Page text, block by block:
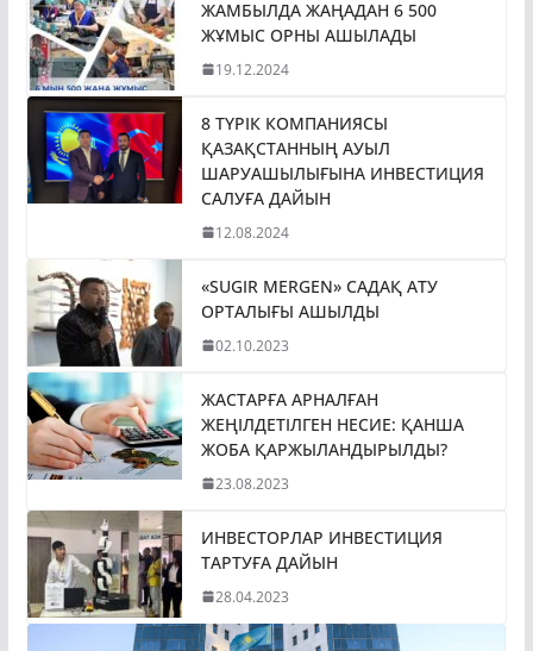
ЖАМБЫЛДА ЖАҢАДАН 6 500
ЖҰМЫС ОРНЫ АШЫЛАДЫ
19.12.2024
8 ТҮРІК КОМПАНИЯСЫ
ҚАЗАҚСТАННЫҢ АУЫЛ
ШАРУАШЫЛЫҒЫНА ИНВЕСТИЦИЯ
САЛУҒА ДАЙЫН
12.08.2024
«SUGIR MERGEN» САДАҚ АТУ
ОРТАЛЫҒЫ АШЫЛДЫ
02.10.2023
ЖАСТАРҒА АРНАЛҒАН
ЖЕҢІЛДЕТІЛГЕН НЕСИЕ: ҚАНША
ЖОБА ҚАРЖЫЛАНДЫРЫЛДЫ?
23.08.2023
ИНВЕСТОРЛАР ИНВЕСТИЦИЯ
ТАРТУҒА ДАЙЫН
28.04.2023